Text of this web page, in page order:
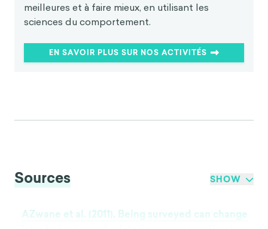
meilleures et à faire mieux, en utilisant les
sciences du comportement.
EN SAVOIR PLUS SUR NOS ACTIVITÉS
Sources SHOW
AZwane et al. (2011), Being surveyed can change